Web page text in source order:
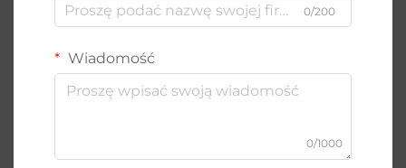
0/200
Wiadomość
0/1000